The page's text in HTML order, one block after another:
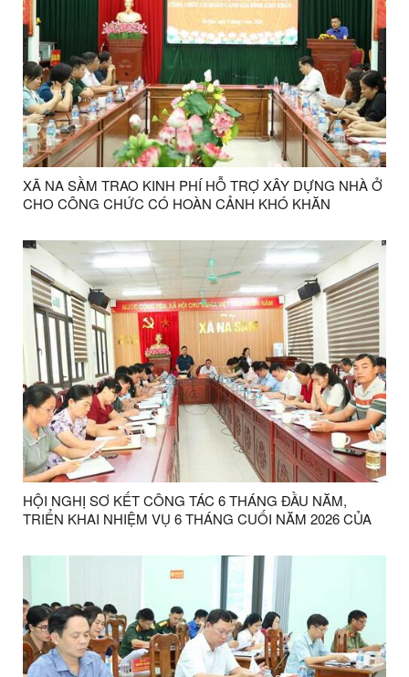
XÃ NA SẦM TRAO KINH PHÍ HỖ TRỢ XÂY DỰNG NHÀ Ở
CHO CÔNG CHỨC CÓ HOÀN CẢNH KHÓ KHĂN
HỘI NGHỊ SƠ KẾT CÔNG TÁC 6 THÁNG ĐẦU NĂM,
TRIỂN KHAI NHIỆM VỤ 6 THÁNG CUỐI NĂM 2026 CỦA